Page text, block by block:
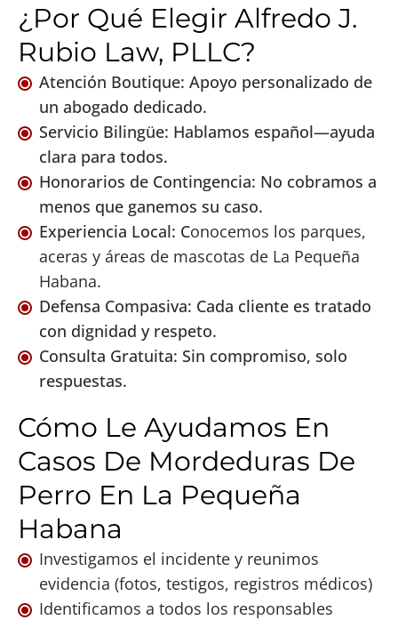
¿Por Qué Elegir Alfredo J.
Rubio Law, PLLC?
Atención Boutique: Apoyo personalizado de
un abogado dedicado.
Servicio Bilingüe: Hablamos español—ayuda
clara para todos.
Honorarios de Contingencia: No cobramos a
menos que ganemos su caso.
Experiencia Local: Conocemos los parques,
aceras y áreas de mascotas de La Pequeña
Habana.
Defensa Compasiva: Cada cliente es tratado
con dignidad y respeto.
Consulta Gratuita: Sin compromiso, solo
respuestas.
Cómo Le Ayudamos En
Casos De Mordeduras De
Perro En La Pequeña
Habana
Investigamos el incidente y reunimos
evidencia (fotos, testigos, registros médicos)
Identificamos a todos los responsables